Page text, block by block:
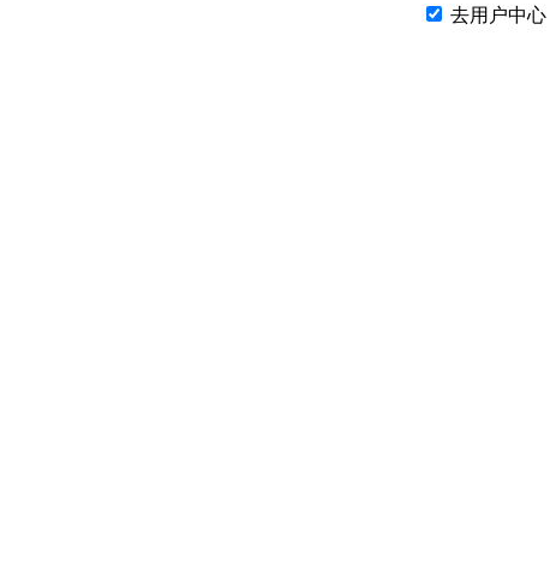
去用户中心